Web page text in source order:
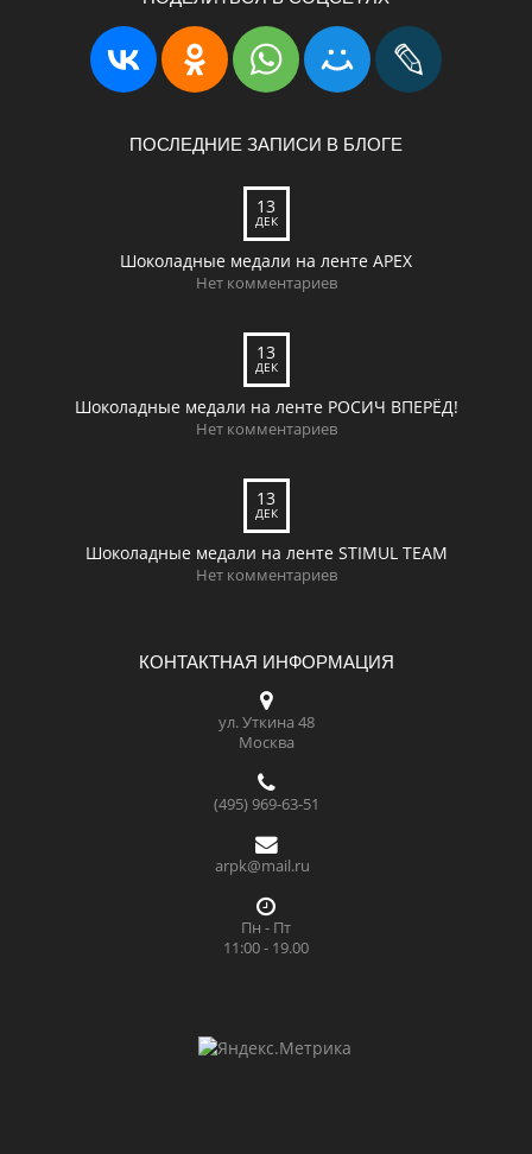
ПОСЛЕДНИЕ ЗАПИСИ В БЛОГЕ
13
ДЕК
Шоколадные медали на ленте APEX
Нет комментариев
13
ДЕК
Шоколадные медали на ленте РОСИЧ ВПЕРЁД!
Нет комментариев
13
ДЕК
Шоколадные медали на ленте STIMUL TEAM
Нет комментариев
КОНТАКТНАЯ ИНФОРМАЦИЯ
ул. Уткина 48
Москва
(495) 969-63-51
arpk@mail.ru
Пн - Пт
11:00 - 19.00